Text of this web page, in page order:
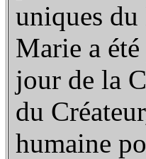
uniques du
Marie a
jour de la
du
humaine